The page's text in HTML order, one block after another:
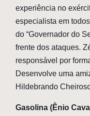
experiência no
especialista em
do “Governador do
frente dos ataques.
responsável por
Desenvolve uma
Hildebrando
Gasolina (Ênio